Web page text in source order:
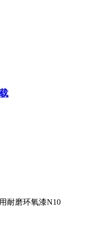
耐磨环氧漆N10